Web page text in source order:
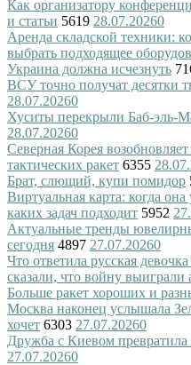
Как организатору
и статьи 5619 28.07.20260
Аренда складской техники:
выбрать подходящее
Украина должна исчезнуть
ВСУ точно получат десятки
28.07.20260
Хуситы перекрыли Баб-эль-
28.07.20260
Северная Корея
тактических ракет 6355
Брат, слющий, купи помидор
Виртуальная карта: когда
каких задач подходит 5952
Актуальные тренды
сегодня 4897 27.07.20260
Что ответила русская
сказали, что войну
Больше ракет хороших и
Москва наконец услышала
хочет 6303 27.07.20260
Дружба с Киевом
27.07.20260